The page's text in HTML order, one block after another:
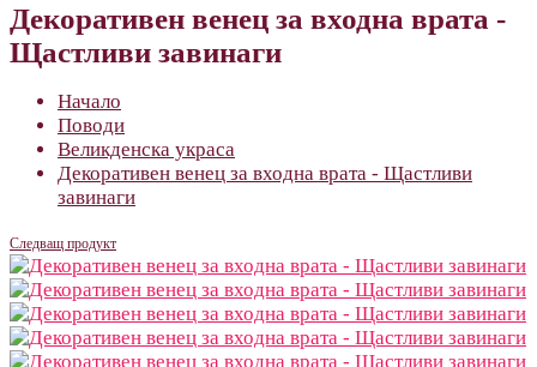
Декоративен венец за входна врата -
Щастливи завинаги
Начало
Поводи
Великденска украса
Декоративен венец за входна врата - Щастливи
завинаги
Следващ продукт